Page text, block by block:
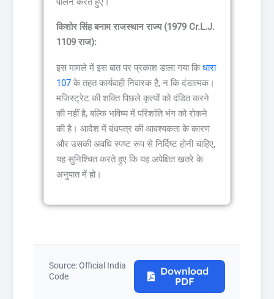
किशोर सिंह बनाम राजस्थान राज्य (1979 Cr.L.J.
1109 राज):
इस मामले में इस बात पर प्रकाश डाला गया किधारा
107 के तहत कार्यवाही निवारक है, न कि दंडात्मक।
मजिस्ट्रेट की शक्ति पिछले कृत्यों को दंडित करने
की नहीं है, बल्कि भविष्य में परिशांति भंग को रोकने
की है। आदेश में बंधपत्र की आवश्यकता के कारण
और उसकी अवधि स्पष्ट रूप से निर्दिष्ट होनी चाहिए,
यह सुनिश्चित करते हुए कि यह अपेक्षित खतरे के
अनुपात में हो।
Source: Official India
Code
Download
PDF